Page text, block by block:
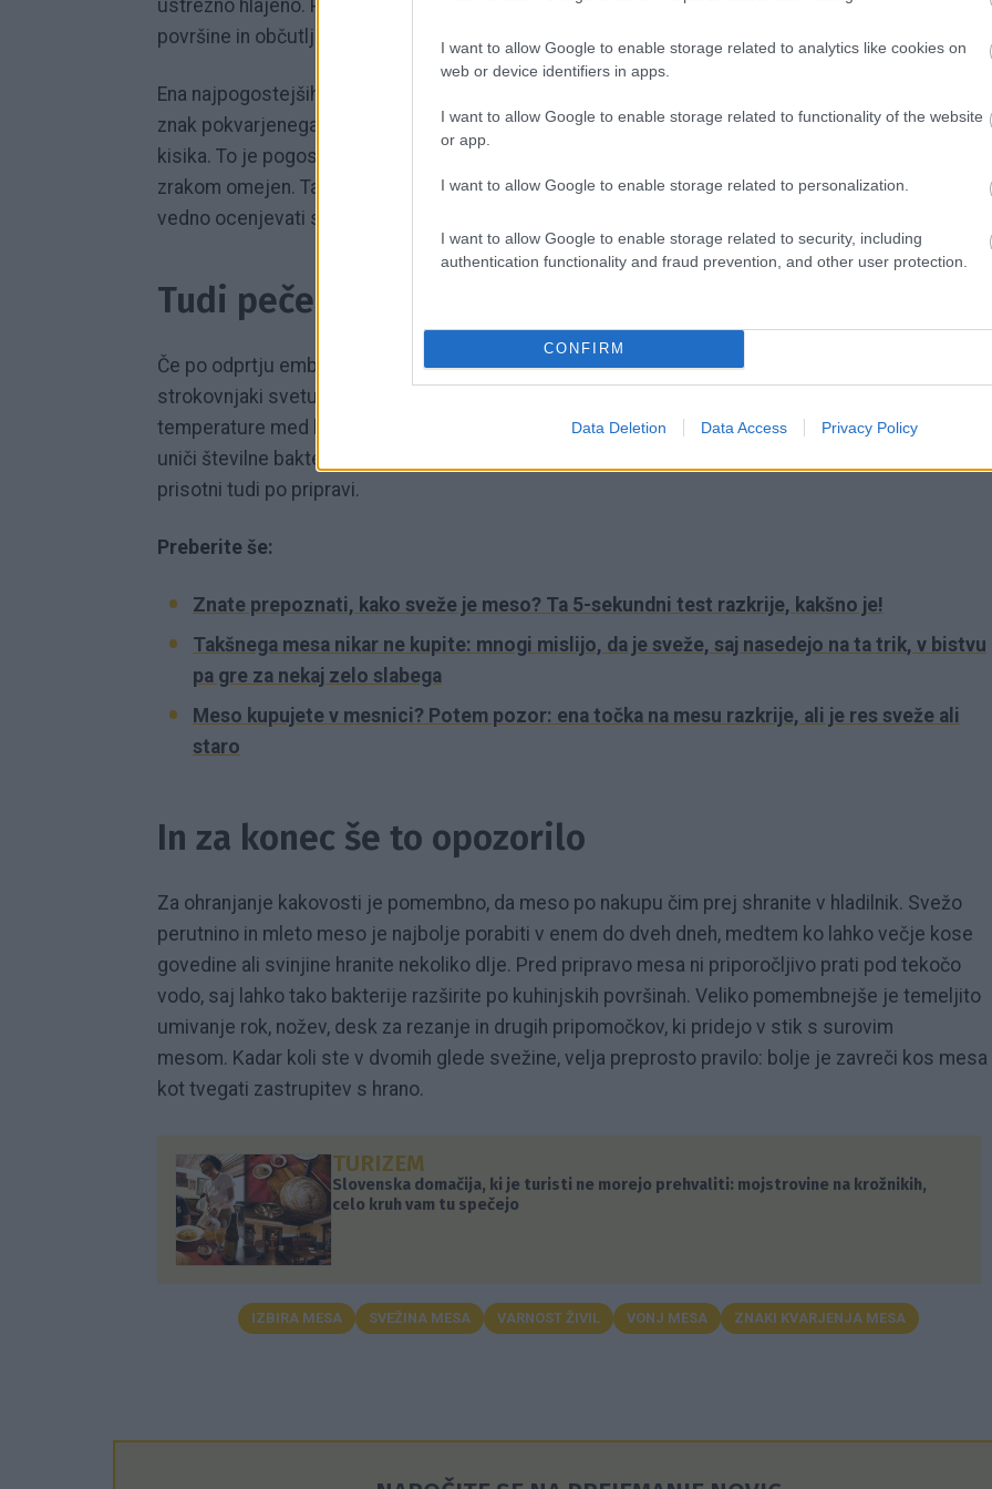
I want to allow Google to enable storage related to analytics like cookies on
web or device identifiers in apps.
I want to allow Google to enable storage related to functionality of the website
or app.
I want to allow Google to enable storage related to personalization.
I want to allow Google to enable storage related to security, including
authentication functionality and fraud prevention, and other user protection.
CONFIRM
Data Deletion Data Access Privacy Policy
ustrezno hlajeno. Posebno previdnost zahtevata mleto meso in perutnina, saj se zaradi večje
površine in občutljivejše strukture kvarita hitreje kot večji kosi mesa.
Ena najpogostejših zmot med potrošniki je prepričanje, da je rjavkasta ali sivkasta barva zanesljiv
znak pokvarjenega mesa. V resnici lahko do spremembe barve pride tudi zaradi pomanjkanja
kisika. To je pogosto pri vakuumsko pakiranem mesu ali v notranjosti mletega mesa, kjer je stik z
zrakom omejen. Takšno meso je lahko še vedno povsem varno za uživanje. Zato je treba barvo
vedno ocenjevati skupaj z vonjem, teksturo in stanjem embalaže.
Tudi pečenje ne odpravi vseh tveganj
Če po odprtju embalaže opazite neprijeten vonj, sluzasto površino ali izrazito lepljivost,
strokovnjaki svetujejo, da mesa ne uporabite. Mnogi zmotno verjamejo, da bodo visoke
temperature med kuhanjem ali pečenjem odpravile vse nevarnosti. Čeprav toplotna obdelava
uniči številne bakterije, pa nekateri toksini, ki nastanejo med kvarjenjem hrane, lahko ostanejo
prisotni tudi po pripravi.
Preberite še:
Znate prepoznati, kako sveže je meso? Ta 5-sekundni test razkrije, kakšno je!
Takšnega mesa nikar ne kupite: mnogi mislijo, da je sveže, saj nasedejo na ta trik, v bistvu
pa gre za nekaj zelo slabega
Meso kupujete v mesnici? Potem pozor: ena točka na mesu razkrije, ali je res sveže ali
staro
In za konec še to opozorilo
Za ohranjanje kakovosti je pomembno, da meso po nakupu čim prej shranite v hladilnik. Svežo
perutnino in mleto meso je najbolje porabiti v enem do dveh dneh, medtem ko lahko večje kose
govedine ali svinjine hranite nekoliko dlje. Pred pripravo mesa ni priporočljivo prati pod tekočo
vodo, saj lahko tako bakterije razširite po kuhinjskih površinah. Veliko pomembnejše je temeljito
umivanje rok, nožev, desk za rezanje in drugih pripomočkov, ki pridejo v stik s surovim
mesom. Kadar koli ste v dvomih glede svežine, velja preprosto pravilo: bolje je zavreči kos mesa
kot tvegati zastrupitev s hrano.
TURIZEM
Slovenska domačija, ki je turisti ne morejo prehvaliti: mojstrovine na krožnikih,
celo kruh vam tu spečejo
IZBIRA MESA SVEŽINA MESA VARNOST ŽIVIL VONJ MESA ZNAKI KVARJENJA MESA